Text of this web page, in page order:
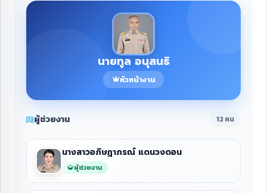
นายทูล อนุสนธิ
หัวหน้างาน
ผู้ช่วยงาน 12 คน
นางสาวอภิษฏาภรณ์ แดนวงดอน
ผู้ช่วยงาน